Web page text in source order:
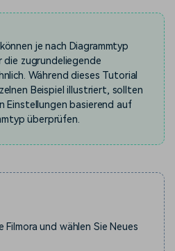
je nach Diagrammtyp
die zugrundeliegende
Während dieses Tutorial
Beispiel illustriert, sollten
Einstellungen basierend auf
überprüfen.
und wählen Sie Neues